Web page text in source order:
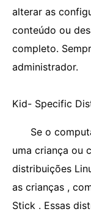
alterar as
conteúdo ou
completo.
administrador.
Kid- Specific
Se o
uma criança ou
distribuições
as crianças ,
Stick . Essas